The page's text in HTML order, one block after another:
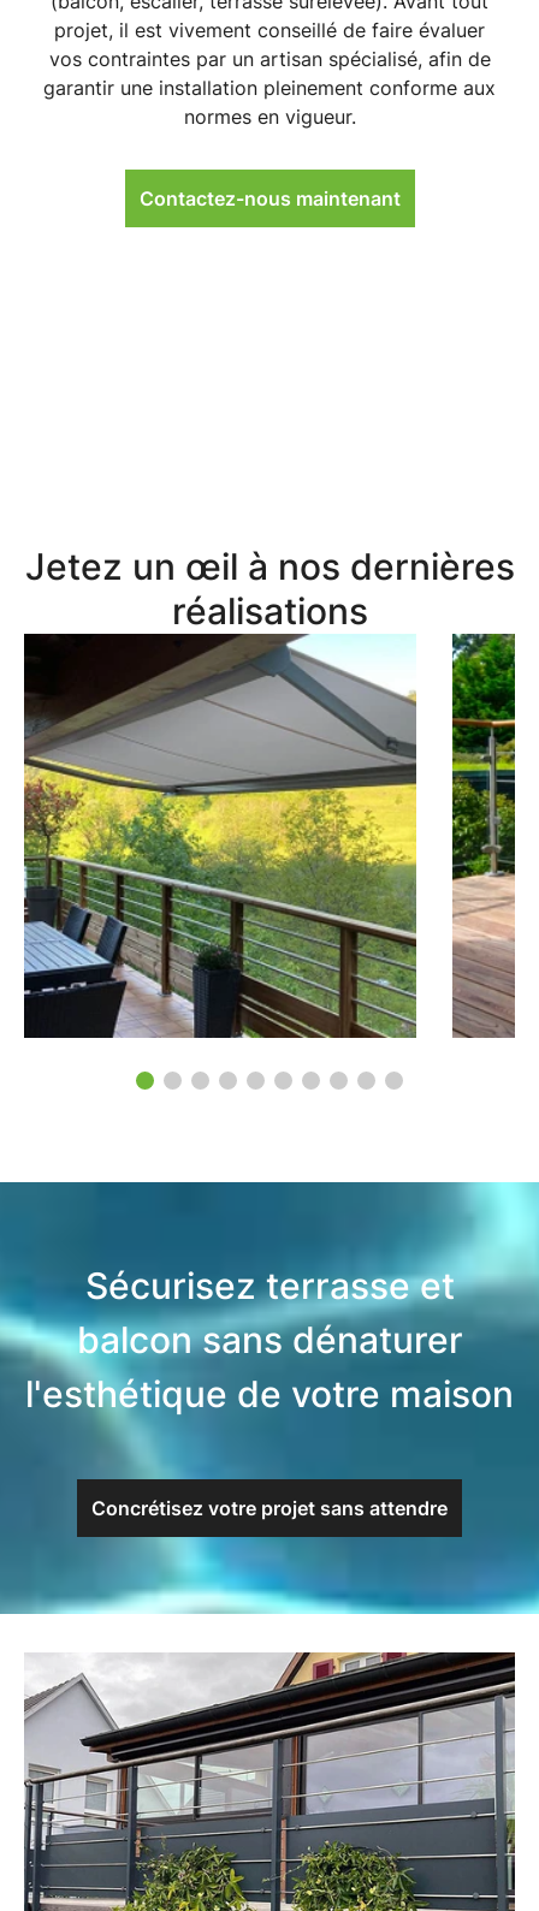
projet, il est vivement conseillé de faire évaluer
vos contraintes par un artisan spécialisé, afin de
garantir une installation pleinement conforme aux
normes en vigueur.
Contactez-nous maintenant
Jetez un œil à nos dernières
réalisations
Sécurisez terrasse et
balcon sans dénaturer
l'esthétique de votre maison
Concrétisez votre projet sans attendre